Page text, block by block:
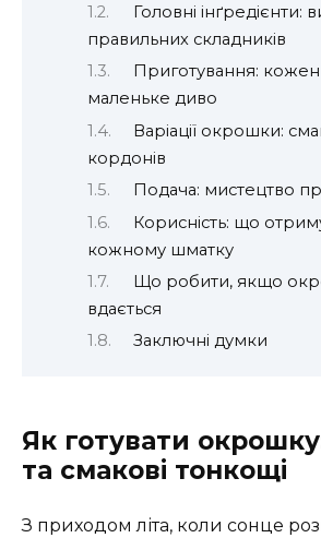
Головні інґредієнти:
правильних складників
Приготування:
маленьке диво
Варіації окрошки:
кордонів
Подача: мистецтво
Корисність: що
кожному шматку
Що робити, якщо
вдається
Заключні думки
Як готувати
та смакові тонкощі
З приходом літа, коли сонце